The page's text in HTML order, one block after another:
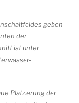
geben
der
ist unter